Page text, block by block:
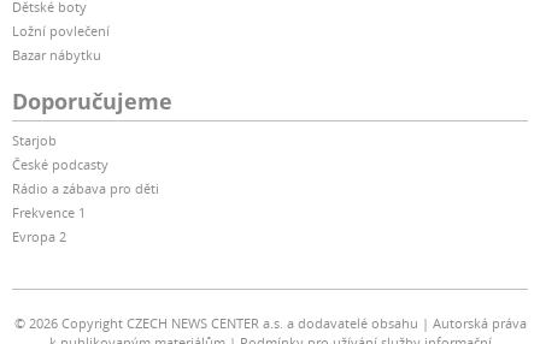
Dětské boty
Ložní povlečení
Bazar nábytku
Doporučujeme
Starjob
České podcasty
Rádio a zábava pro děti
Frekvence 1
Evropa 2
© 2026 Copyright CZECH NEWS CENTER a.s. a dodavatelé obsahu
Autorská práva